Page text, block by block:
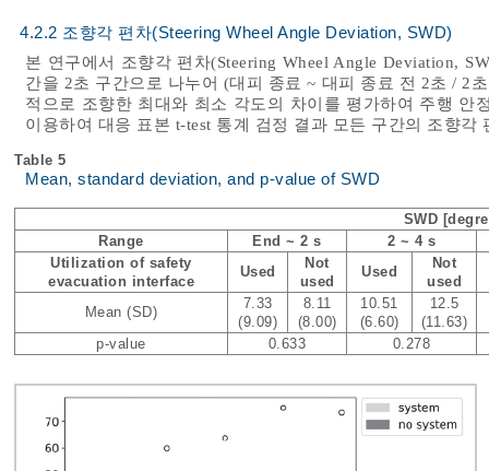
4.2.2 조향각 편차(Steering Wheel Angle Deviation, SWD)
본 연구에서 조향각 편차(Steering Wheel Angle Deviation,
간을 2초 구간으로 나누어 (대피 종료 ~ 대피 종료 전 2초 / 2
적으로 조향한 최대와 최소 각도의 차이를 평가하여 주행 안
이용하여 대응 표본 t-test 통계 검정 결과 모든 구간의 조향각
Table 5
Mean, standard deviation, and p-value of SWD
SWD
Range
End ~ 2 s
2 ~ 4 s
Utilization of safety
evacuation interface
Used
Not
used
Used
Not
used
Mean (SD)
7.33
(9.09)
8.11
(8.00)
10.51
(6.60)
12.5
(11.63)
p-value
0.633 0.278